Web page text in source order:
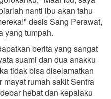
nanti ibu akan tahu
desis Sang Perawat,
yang tumpah.
berita yang sangat
suami dan dua anakku
tidak bisa diselamatkan
rumah sakit Sentra
hebat dan kepalaku